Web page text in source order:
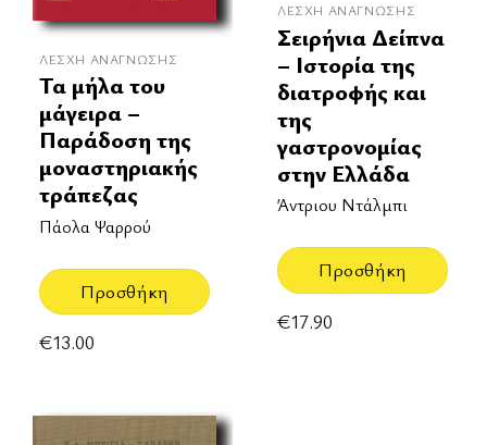
ΛΈΣΧΗ ΑΝΆΓΝΩΣΗΣ
Τα μήλα του
μάγειρα –
Παράδοση της
μοναστηριακής
τράπεζας
Πάολα Ψαρρού
Προσθήκη
€13.00
ΛΈΣΧΗ ΑΝΆΓΝΩΣΗΣ
Σειρήνια Δείπνα
– Ιστορία της
διατροφής και
της
γαστρονομίας
στην Ελλάδα
Άντριου Ντάλμπι
Προσθήκη
€17.90